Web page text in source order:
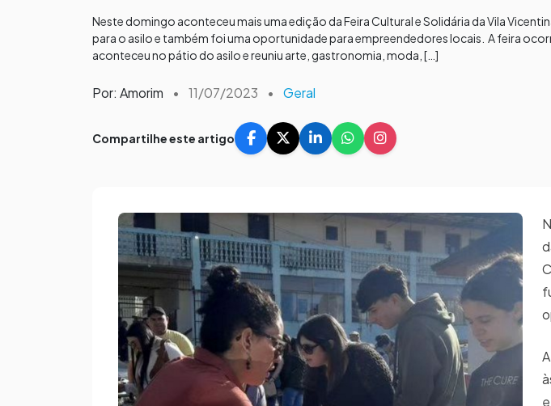
Neste domingo aconteceu mais uma edição da Feira Cultural e Solidária da Vila
para o asilo e também foi uma oportunidade para empreendedores locais. A feira
aconteceu no pátio do asilo e reuniu arte, gastronomia, moda, […]
Por: Amorim • 11/07/2023 • Geral
Compartilhe este artigo